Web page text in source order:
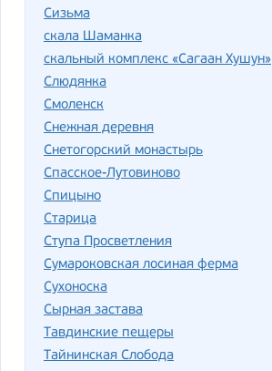
Сизьма
скала Шаманка
скальный комплекс «Сагаан Хушун»
Слюдянка
Смоленск
Снежная деревня
Снетогорский монастырь
Спасское-Лутовиново
Спицыно
Старица
Ступа Просветления
Сумароковская лосиная ферма
Сухоноска
Сырная застава
Тавдинские пещеры
Тайнинская Слобода